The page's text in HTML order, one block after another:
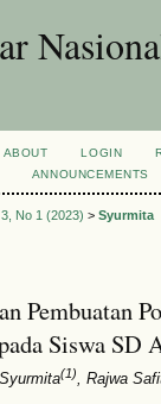
ABOUT LOGIN
ANNOUNCEMENTS
3, No 1 (2023) > Syurmita
Pembuatan
Siswa SD
(1), Rajwa